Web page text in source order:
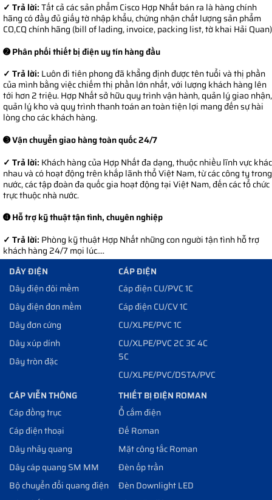
✓ Trả lời:Tất cả các sản phẩm Cisco Hợp Nhất bán ra là hàng chính
hãng có đầy đủ giấy tờ nhập khẩu, chứng nhận chất lượng sản phẩm
CO,CQ chính hãng (bill of lading, invoice, packing list, tờ khai Hải Quan)
➋ Phân phối thiết bị điện uy tín hàng đầu
✓ Trả lời: Luôn đi tiên phong đã khẳng định được tên tuổi và thị phần
của mình bằng việc chiếm thị phần lớn nhất, với lượng khách hàng lên
tới hơn 2 triệu. Hợp Nhất sở hữu quy trình vận hành, quản lý giao nhận,
quản lý kho và quy trình thanh toán an toàn tiện lợi mang đến sự hài
lòng cho các khách hàng.
➌ Vận chuyển giao hàng toàn quốc 24/7
✓ Trả lời: Khách hàng của Hợp Nhất đa dạng, thuộc nhiều lĩnh vực khác
nhau và có hoạt động trên khắp lãnh thổ Việt Nam, từ các công ty trong
nước, các tập đoàn đa quốc gia hoạt động tại Việt Nam, đến các tổ chức
trực thuộc nhà nước.
➍ Hỗ trợ kỹ thuật tận tình, chuyên nghiệp
✓ Trả lời: Phòng kỹ thuật Hợp Nhất những con người tận tình hỗ trợ
khách hàng 24/7 mọi lúc....
DÂY ĐIỆN
Dây điện đôi mềm
Dây điện đơn mềm
Dây đơn cứng
Dây xúp dính
Dây tròn đặc
CÁP ĐIỆN
Cáp điện CU/PVC 1C
Cáp điện CU/CV 1C
CU/XLPE/PVC 1C
CU/XLPE/PVC 2C 3C 4C
5C
CU/XLPE/PVC/DSTA/PVC
CÁP VIỄN THÔNG
Cáp đồng trục
Cáp điện thoại
Dây nhảy quang
Dây cáp quang SM MM
Bộ chuyển đổi quang điện
THIẾT BỊ ĐIỆN ROMAN
Ổ cắm điện
Đế Roman
Mặt công tắc Roman
Đèn ốp trần
Đèn Downlight LED